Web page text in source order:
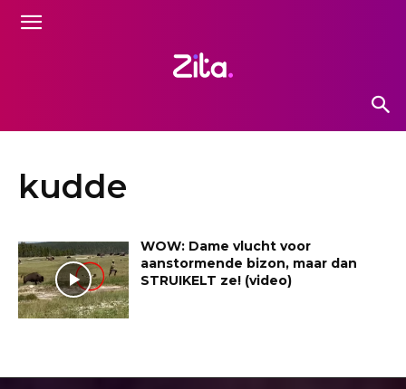
kudde
WOW: Dame vlucht voor
aanstormende bizon, maar dan
STRUIKELT ze! (video)